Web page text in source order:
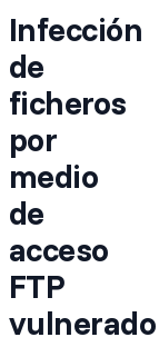
Infección
de
ficheros
por
medio
de
acceso
FTP
vulnerado